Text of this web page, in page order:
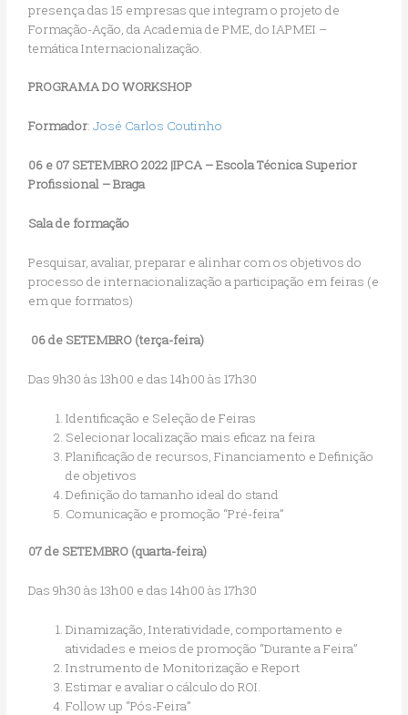
presença das 15 empresas que integram o projeto de
Formação-Ação, da Academia de PME, do IAPMEI –
temática Internacionalização.
PROGRAMA DO WORKSHOP
Formador:José Carlos Coutinho
06 e 07 SETEMBRO 2022 |IPCA – Escola Técnica Superior
Profissional – Braga
Sala de formação
Pesquisar, avaliar, preparar e alinhar com os objetivos do
processo de internacionalização a participação em feiras (e
em que formatos)
06 de SETEMBRO (terça-feira)
Das 9h30 às 13h00 e das 14h00 às 17h30
Identificação e Seleção de Feiras
Selecionar localização mais eficaz na feira
Planificação de recursos, Financiamento e Definição
de objetivos
Definição do tamanho ideal do stand
Comunicação e promoção “Pré-feira”
07 de SETEMBRO (quarta-feira)
Das 9h30 às 13h00 e das 14h00 às 17h30
Dinamização, Interatividade, comportamento e
atividades e meios de promoção “Durante a Feira”
Instrumento de Monitorização e Report
Estimar e avaliar o cálculo do ROI.
Follow up “Pós-Feira”